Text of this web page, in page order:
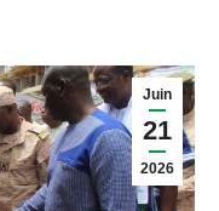
Juin
21
2026